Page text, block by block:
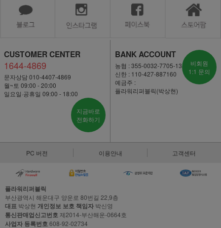
CUSTOMER CENTER
1644-4869
문자상담 010-4407-4869
월~토 09:00 - 20:00
일요일·공휴일 09:00 - 18:00
지금바로
전화하기
BANK ACCOUNT
농협 : 355-0032-7705-13
신한 : 110-427-887160
예금주 :
플라워리퍼블릭(박상현)
비회원
1:1 문의
PC 버전 이용안내 고객센터
플라워리퍼블릭
부산광역시 해운대구 양운로 80번길 22,9층
대표 박상현 개인정보 보호 책임자 박신영
통신판매업신고번호제2014-부산해운-0664호
사업자 등록번호608-92-02734